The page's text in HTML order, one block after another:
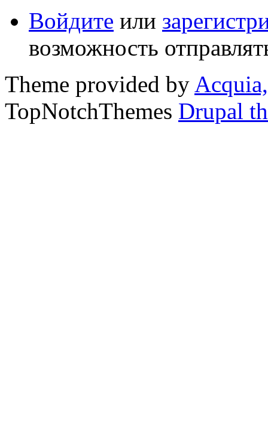
Войдите или
возможность
Theme provided by
TopNotchThemes Drupal